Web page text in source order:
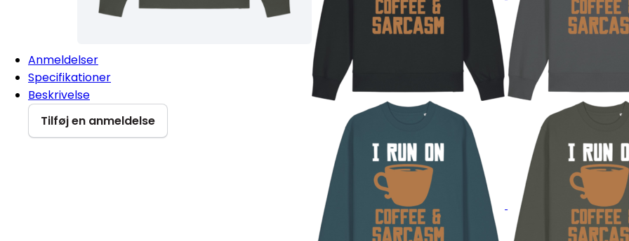
Anmeldelser
Specifikationer
Beskrivelse
Tilføj en anmeldelse